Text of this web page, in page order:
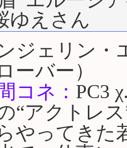
ゆえさん
ジェリン
ーバー）
コネ： PC3
“アクトレ
やってきた